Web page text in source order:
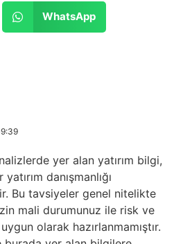
WhatsApp
yer alan yatırım bilgi,
danışmanlığı
Bu tavsiyeler genel nitelikte
mali durumunuz ile risk ve
olarak hazırlanmamıştır.